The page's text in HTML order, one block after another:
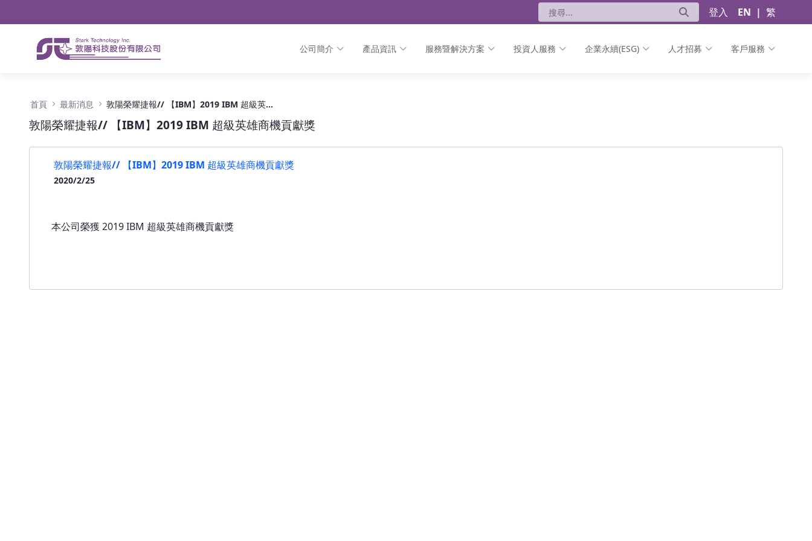
登入 EN | 繁
公司簡介 產品資訊 服務暨解決方案 投資人服務 企業永續(ESG) 人才招募 客戶服務
首頁 最新消息 敦陽榮耀捷報// 【IBM】2019 IBM 超級英雄商機貢獻獎
敦陽榮耀捷報// 【IBM】2019 IBM 超級英雄商機貢獻獎
敦陽榮耀捷報// 【IBM】2019 IBM 超級英雄商機貢獻獎
2020/2/25
本公司榮獲 2019 IBM 超級英雄商機貢獻獎